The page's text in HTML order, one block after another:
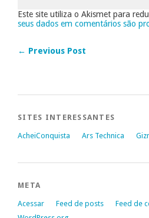
Este site utiliza o Akismet para
seus dados em comentários são
← Previous Post
SITES INTERESSANTES
AcheiConquista Ars Technica
META
Acessar Feed de posts
Feed de